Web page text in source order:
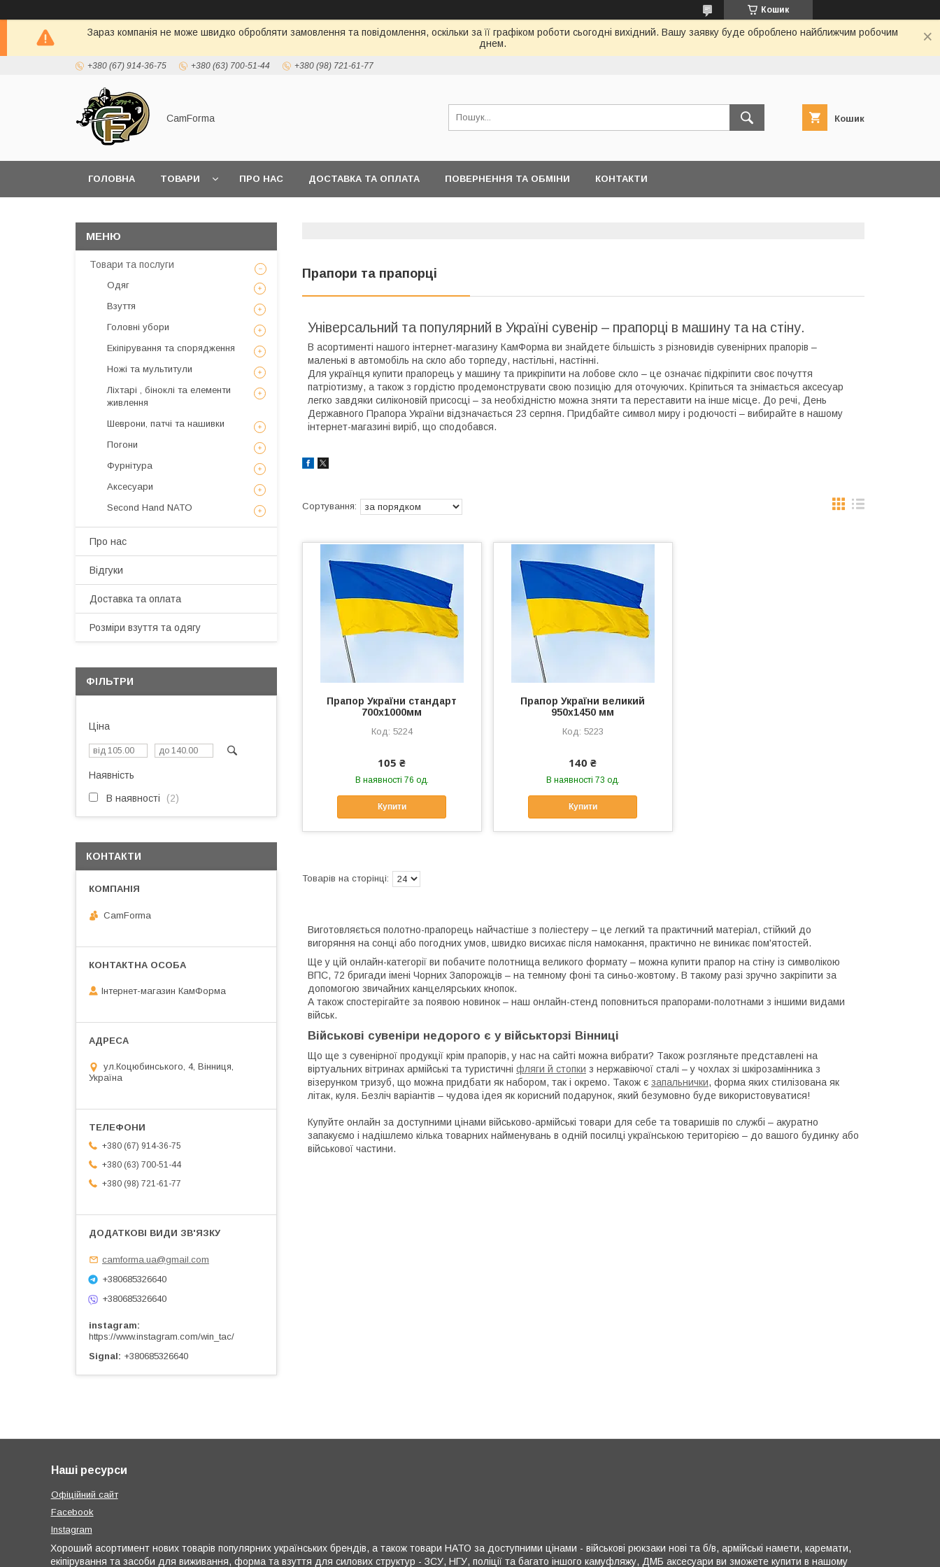
Кошик
Зараз компанія не може швидко обробляти замовлення та повідомлення, оскільки за її графіком роботи сьогодні вихідний. Вашу заявку буде оброблено найближчим робочим
днем.
+380 (67) 914-36-75 +380 (63) 700-51-44 +380 (98) 721-61-77
CamForma Кошик
ГОЛОВНА ТОВАРИ ПРО НАС ДОСТАВКА ТА ОПЛАТА ПОВЕРНЕННЯ ТА ОБМІНИ КОНТАКТИ
Прапори та прапорці
Універсальний та популярний в Україні сувенір – прапорці в машину та на стіну.
В асортименті нашого інтернет-магазину КамФорма ви знайдете більшість з різновидів сувенірних прапорів –
маленькі в автомобіль на скло або торпеду, настільні, настінні.
Для українця купити прапорець у машину та прикріпити на лобове скло – це означає підкріпити своє почуття
патріотизму, а також з гордістю продемонструвати свою позицію для оточуючих. Кріпиться та знімається аксесуар
легко завдяки силіконовій присосці – за необхідністю можна зняти та переставити на інше місце. До речі, День
Державного Прапора України відзначається 23 серпня. Придбайте символ миру і родючості – вибирайте в нашому
інтернет-магазині виріб, що сподобався.
Прапор України стандарт
700х1000мм
5224
105 ₴
В наявності 76 од.
Купити
Прапор України великий
950х1450 мм
5223
140 ₴
В наявності 73 од.
Купити
Виготовляється полотно-прапорець найчастіше з поліестеру – це легкий та практичний матеріал, стійкий до
вигоряння на сонці або погодних умов, швидко висихає після намокання, практично не виникає пом'ятостей.
Ще у цій онлайн-категорії ви побачите полотнища великого формату – можна купити прапор на стіну із символікою
ВПС, 72 бригади імені Чорних Запорожців – на темному фоні та синьо-жовтому. В такому разі зручно закріпити за
допомогою звичайних канцелярських кнопок.
А також спостерігайте за появою новинок – наш онлайн-стенд поповниться прапорами-полотнами з іншими видами
військ.
Військові сувеніри недорого є у військторзі Вінниці
Що ще з сувенірної продукції крім прапорів, у нас на сайті можна вибрати? Також розгляньте представлені на
віртуальних вітринах армійські та туристичні фляги й стопки з нержавіючої сталі – у чохлах зі шкірозамінника з
візерунком тризуб, що можна придбати як набором, так і окремо. Також є запальнички, форма яких стилізована як
літак, куля. Безліч варіантів – чудова ідея як корисний подарунок, який безумовно буде використовуватися!
Купуйте онлайн за доступними цінами військово-армійські товари для себе та товаришів по службі – акуратно
запакуємо і надішлемо кілька товарних найменувань в одній посилці українською територією – до вашого будинку або
військової частини.
Товари та послуги
Одяг
Взуття
Головні убори
Екіпірування та спорядження
Ножі та мультитули
Ліхтарі , біноклі та елементи
живлення
Шеврони, патчі та нашивки
Погони
Фурнітура
Аксесуари
Second Hand NATO
Про нас
Відгуки
Доставка та оплата
Розміри взуття та одягу
ФІЛЬТРИ
Ціна
Наявність
В наявності 2
КОНТАКТИ
CamForma
Інтернет-магазин КамФорма
ул.Коцюбинського, 4, Вінниця,
Україна
+380 (67) 914-36-75
+380 (63) 700-51-44
+380 (98) 721-61-77
camforma.ua@gmail.com
+380685326640
+380685326640
instagram
https://www.instagram.com/win_tac/
Signal
+380685326640
Наші ресурси
Офіційний сайт
Facebook
Instagram
Хороший асортимент нових товарів популярних українських брендів, а також товари НАТО за доступними цінами - військові рюкзаки нові та б/в, армійські намети, каремати,
екіпірування та засоби для виживання, форма та взуття для силових структур - ЗСУ, НГУ, поліції та багато іншого камуфляжу, ДМБ аксесуари ви зможете купити в нашому